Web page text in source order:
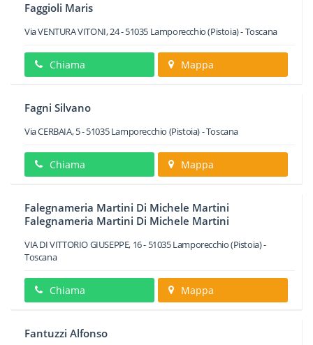
Faggioli Maris
Via VENTURA VITONI, 24-51035 Lamporecchio(Pistoia) -Toscana
Chiama Mappa
Fagni Silvano
Via CERBAIA, 5-51035 Lamporecchio (Pistoia) -Toscana
Chiama Mappa
Falegnameria Martini Di Michele Martini
Falegnameria Martini Di Michele Martini
VIA DI VITTORIO GIUSEPPE, 16- 51035Lamporecchio(Pistoia) -
Toscana
Chiama Mappa
Fantuzzi Alfonso